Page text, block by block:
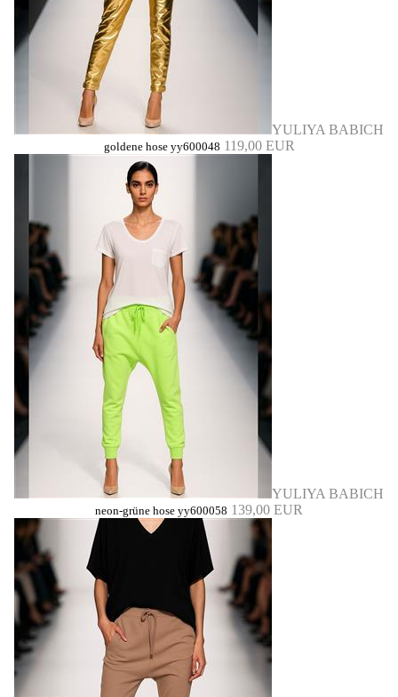
YULIYA BABICH
goldene hose yy600048 119,00 EUR
YULIYA BABICH
neon-grüne hose yy600058 139,00 EUR